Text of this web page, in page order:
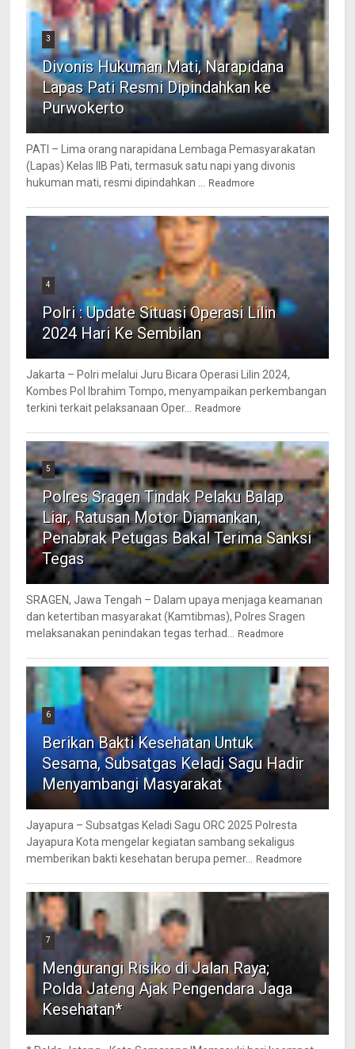
3
Divonis Hukuman Mati, Narapidana
Lapas Pati Resmi Dipindahkan ke
Purwokerto
PATI – Lima orang narapidana Lembaga Pemasyarakatan
(Lapas) Kelas IIB Pati, termasuk satu napi yang divonis
hukuman mati, resmi dipindahkan ...
Readmore
4
Polri : Update Situasi Operasi Lilin
2024 Hari Ke Sembilan
Jakarta – Polri melalui Juru Bicara Operasi Lilin 2024,
Kombes Pol Ibrahim Tompo, menyampaikan perkembangan
terkini terkait pelaksanaan Oper...
Readmore
5
Polres Sragen Tindak Pelaku Balap
Liar, Ratusan Motor Diamankan,
Penabrak Petugas Bakal Terima Sanksi
Tegas
SRAGEN, Jawa Tengah – Dalam upaya menjaga keamanan
dan ketertiban masyarakat (Kamtibmas), Polres Sragen
melaksanakan penindakan tegas terhad...
Readmore
6
Berikan Bakti Kesehatan Untuk
Sesama, Subsatgas Keladi Sagu Hadir
Menyambangi Masyarakat
Jayapura – Subsatgas Keladi Sagu ORC 2025 Polresta
Jayapura Kota mengelar kegiatan sambang sekaligus
memberikan bakti kesehatan berupa pemer...
Readmore
7
Mengurangi Risiko di Jalan Raya;
Polda Jateng Ajak Pengendara Jaga
Kesehatan*